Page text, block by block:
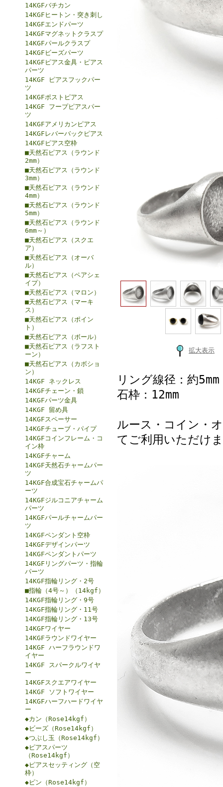
14KGFバチカン
14KGFヒートン・突き刺し
14KGFエンドパーツ
14KGFマグネットクラスプ
14KGFパールクラスプ
14KGFビーズパーツ
14KGFピアス金具・ピアス
パーツ
14KGF ピアスフックパー
ツ
14KGFポストピアス
14KGF フープピアスパー
ツ
14KGFアメリカンピアス
14KGFレバーバックピアス
14KGFピアス空枠
■天然石ピアス（ラウンド
2mm）
■天然石ピアス（ラウンド
3mm）
■天然石ピアス（ラウンド
4mm）
■天然石ピアス（ラウンド
5mm）
■天然石ピアス（ラウンド
6mm～）
■天然石ピアス（スクエ
ア）
■天然石ピアス（オーバ
ル）
■天然石ピアス（ペアシェ
イプ）
■天然石ピアス（マロン）
■天然石ピアス（マーキ
ス）
■天然石ピアス（ポイン
ト）
■天然石ピアス（ボール）
■天然石ピアス（ラフスト
ーン）
■天然石ピアス（カボショ
ン）
14KGF ネックレス
14KGFチェーン・鎖
14KGFパーツ金具
14KGF 留め具
14KGFスペーサー
14KGFチューブ・パイプ
14KGFコインフレーム・コ
イン枠
14KGFチャーム
14KGF天然石チャームパー
ツ
14KGF合成宝石チャームパ
ーツ
14KGFジルコニアチャーム
パーツ
14KGFパールチャームパー
ツ
14KGFペンダント空枠
14KGFデザインパーツ
14KGFペンダントパーツ
14KGFリングパーツ・指輪
パーツ
14KGF指輪リング・2号
■指輪（4号～）（14kgf）
14KGF指輪リング・9号
14KGF指輪リング・11号
14KGF指輪リング・13号
14KGFワイヤー
14KGFラウンドワイヤー
14KGF ハーフラウンドワ
イヤー
14KGF スパークルワイヤ
ー
14KGFスクエアワイヤー
14KGF ソフトワイヤー
14KGFハーフハードワイヤ
ー
◆カン（Rose14kgf）
◆ビーズ（Rose14kgf）
◆つぶし玉（Rose14kgf）
◆ピアスパーツ
（Rose14kgf）
◆ピアスセッティング（空
枠）
◆ピン（Rose14kgf）
拡大表示
リング線径：約5mm
石枠：12mm
ルース・コイン・
てご利用いただけ